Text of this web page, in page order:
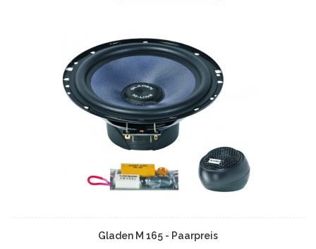
Gladen M 165 - Paarpreis